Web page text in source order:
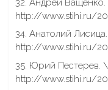
http://www.stihi.ru/
34. Анатолий
http://www.stihi.ru/
35. Юрий Пестерев.
http://www.stihi.ru/